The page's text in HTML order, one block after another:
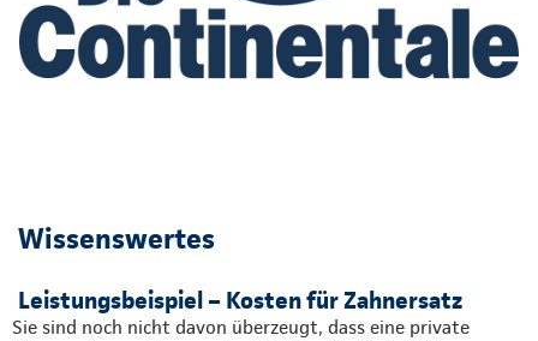
Wissenswertes
Leistungsbeispiel – Kosten für Zahnersatz
Sie sind noch nicht davon überzeugt, dass eine private